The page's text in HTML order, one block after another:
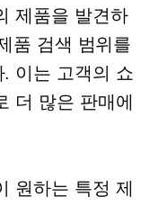
제품을 발견하
품 검색 범위를
이는 고객의 쇼
더 많은 판매에
원하는 특정 제